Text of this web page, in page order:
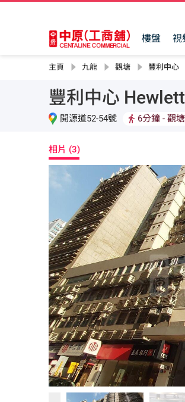
樓盤 視
主頁 九龍 觀塘 豐利中心
豐利中心
開源道52-54號 6分鐘 - 觀
相片 (3)